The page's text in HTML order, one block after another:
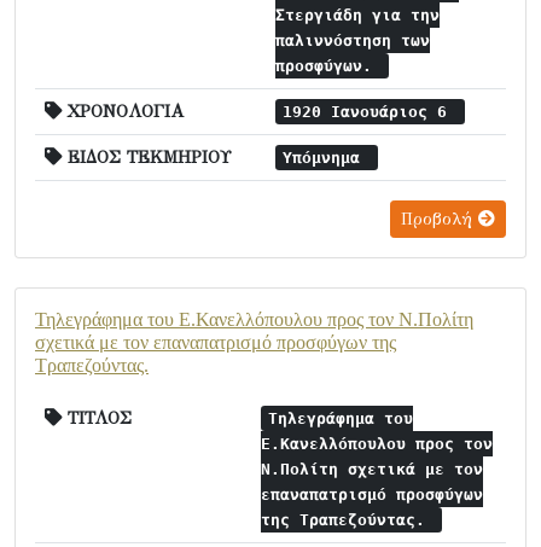
Στεργιάδη για την
παλιννόστηση των
προσφύγων.
ΧΡΟΝΟΛΟΓΙΑ 1920 Ιανουάριος 6
ΕΙΔΟΣ ΤΕΚΜΗΡΙΟΥ Υπόμνημα
Προβολή
Τηλεγράφημα του Ε.Κανελλόπουλου προς τον Ν.Πολίτη
σχετικά με τον επαναπατρισμό προσφύγων της
Τραπεζούντας.
ΤΙΤΛΟΣ
Τηλεγράφημα του
Ε.Κανελλόπουλου προς τον
Ν.Πολίτη σχετικά με τον
επαναπατρισμό προσφύγων
της Τραπεζούντας.